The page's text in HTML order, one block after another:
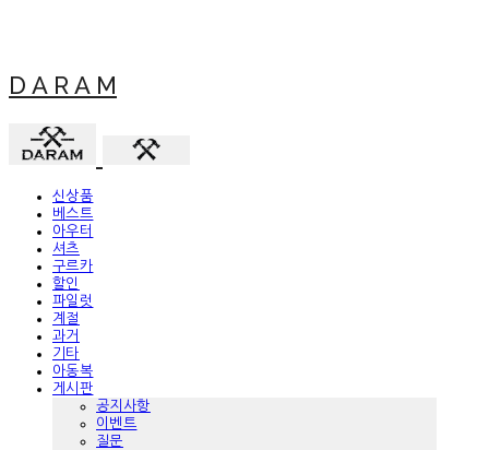
D A R A M
신상품
베스트
아우터
셔츠
구르카
할인
파일럿
계절
과거
기타
아동복
게시판
공지사항
이벤트
질문